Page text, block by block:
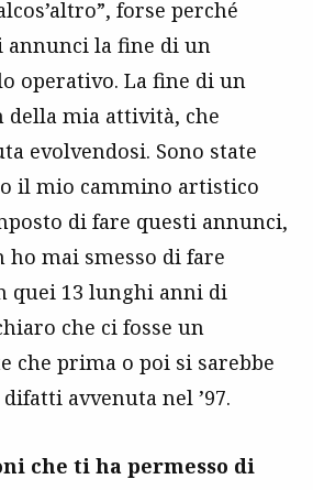
forse perché
annunci la fine di un
operativo. La fine di un
della mia attività, che
evolvendosi. Sono state
il mio cammino artistico
di fare questi annunci,
mai smesso di fare
quei 13 lunghi anni di
che ci fosse un
che prima o poi si sarebbe
avvenuta nel ’97.
che ti ha permesso di